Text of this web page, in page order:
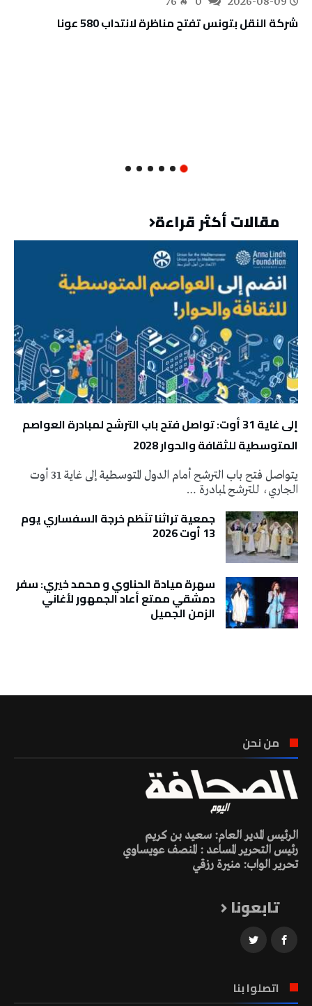
شركة النقل بتونس تفتح مناظرة لانتداب 580 عونا
مقالات أكثر قراءة
إلى غاية 31 أوت: تواصل فتح باب الترشح لمبادرة العواصم
المتوسطية للثقافة والحوار 2028
يتواصل فتح باب الترشح أمام الدول المتوسطية إلى غاية 31 أوت
الجاري، للترشح لمبادرة …
جمعية تراثنا تنَظم خرجة السفساري يوم
13 أوت 2026
سهرة ميادة الحناوي و محمد خيري: سفر
دمشقي ممتع أعاد الجمهور لأغاني
الزمن الجميل
من نحن
الرئيس المدير العام: سعيد بن كريم
رئيس التحرير المساعد : المنصف عويساوي
تحرير الواب: منيرة رزقي
تابعونا
اتصلوا بنا